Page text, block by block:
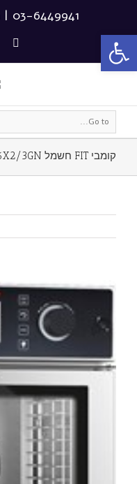
פתח סרגל נגישות
03-6449941
|
Go to...
קומבי FIT חשמל 6X2/3GN